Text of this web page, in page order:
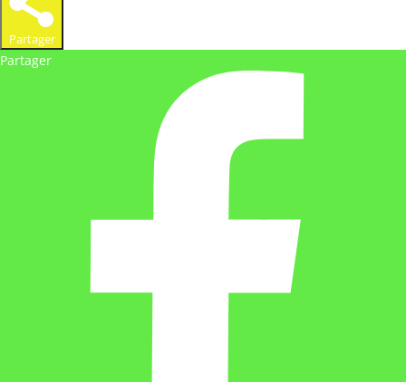
Partager
Partager